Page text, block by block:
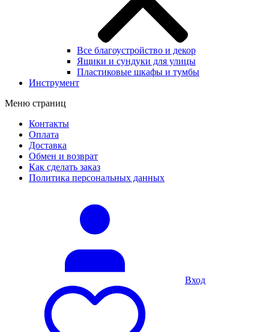
Все благоустройство и декор
Ящики и сундуки для улицы
Пластиковые шкафы и тумбы
Инструмент
Меню страниц
Контакты
Оплата
Доставка
Обмен и возврат
Как сделать заказ
Политика персональных данных
Вход